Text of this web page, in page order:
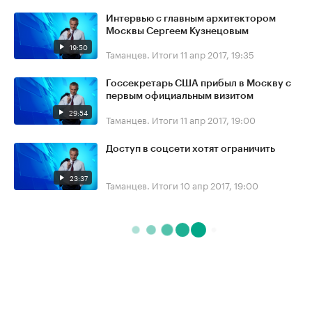
19:50
Интервью с главным архитектором
Москвы Сергеем Кузнецовым
Таманцев. Итоги 11 апр 2017, 19:35
29:54
Госсекретарь США прибыл в Москву с
первым официальным визитом
Таманцев. Итоги 11 апр 2017, 19:00
23:37
Доступ в соцсети хотят ограничить
Таманцев. Итоги 10 апр 2017, 19:00